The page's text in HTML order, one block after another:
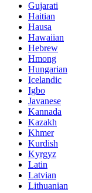
Gujarati
Haitian
Hausa
Hawaiian
Hebrew
Hmong
Hungarian
Icelandic
Igbo
Javanese
Kannada
Kazakh
Khmer
Kurdish
Kyrgyz
Latin
Latvian
Lithuanian